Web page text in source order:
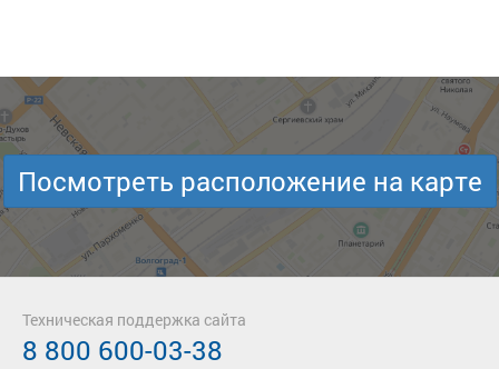
Посмотреть расположение на карте
Техническая поддержка сайта
8 800 600-03-38